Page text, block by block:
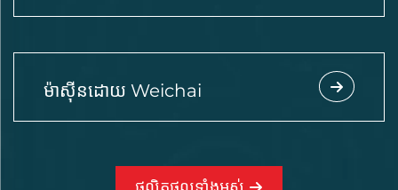
ម៉ាស៊ីនដោយ Weichai